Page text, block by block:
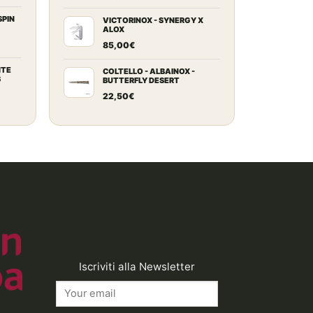
VICTORINOX - SYNERGY X
ALOX
85,00€
COLTELLO - ALBAINOX -
BUTTERFLY DESERT
22,50€
Iscriviti alla Newsletter